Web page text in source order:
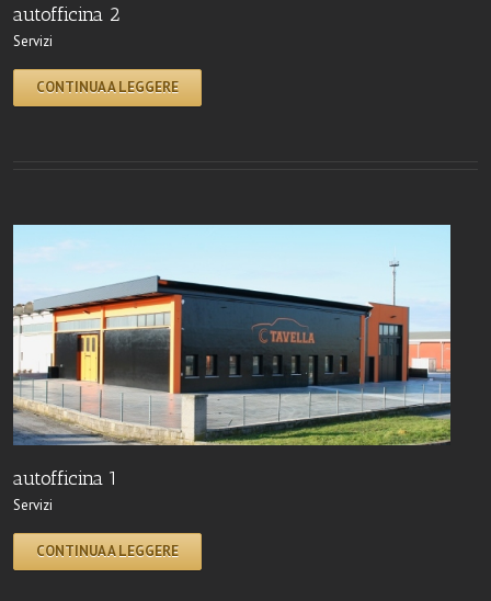
autofficina 2
Servizi
CONTINUA A LEGGERE
autofficina 1
Servizi
CONTINUA A LEGGERE